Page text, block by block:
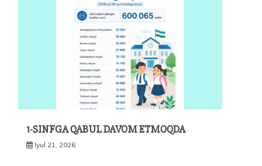
1-SINFGA QABUL DAVOM ETMOQDA
Iyul 21, 2026